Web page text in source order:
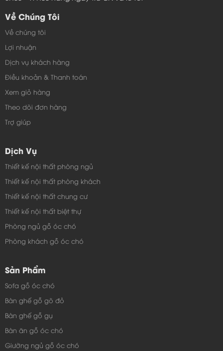
Về Chúng Tôi
Về chúng tôi
Lợi nhuận
Dịch vụ khách hàng
Điều khoản & Thanh toán
Xem giỏ hàng
Theo dõi đơn hàng
Trợ giúp
Dịch Vụ
Thiết kế nội thất phòng ngủ
Thiết kế nội thất phòng khách
Thiết kế nội thất chung cư
Thiết kế nội thất biệt thự
Phòng ngủ gỗ óc chó
Phòng khách gỗ óc chó
Sản Phẩm
Sofa gỗ óc chó
Bàn ghế gỗ gõ đỏ
Bàn ghế gỗ gụ
Bàn ăn gỗ óc chó
Giường ngủ gỗ óc chó